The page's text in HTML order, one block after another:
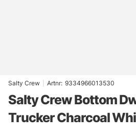
Salty Crew Artnr: 9334966013530
Salty Crew Bottom
Trucker Charcoal